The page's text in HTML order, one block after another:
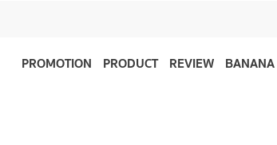
PROMOTION PRODUCT REVIEW